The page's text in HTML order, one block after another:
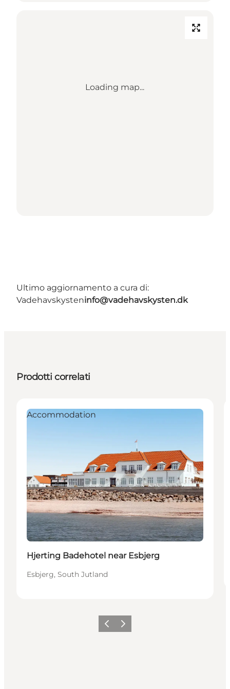
Loading map...
Ultimo aggiornamento a cura di:
Vadehavskysteninfo@vadehavskysten.dk
Prodotti correlati
Accommodation
Hjerting Badehotel near Esbjerg
Esbjerg, South Jutland
Precedente
Avanti